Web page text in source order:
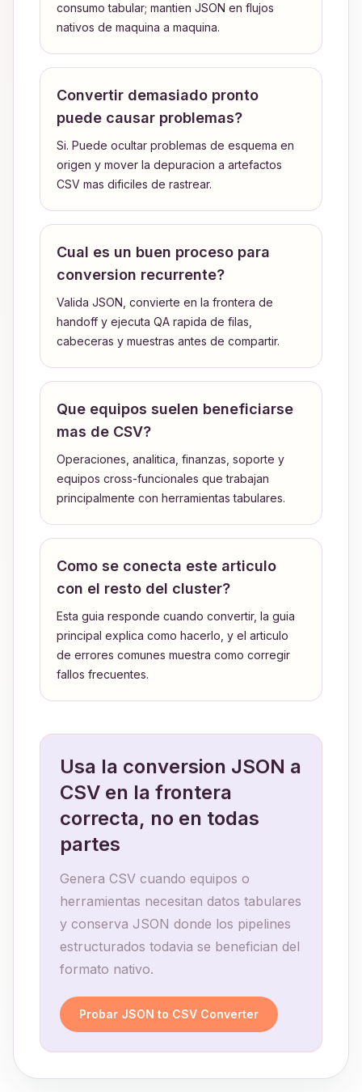
consumo tabular; mantien JSON en flujos
nativos de maquina a maquina.
Convertir demasiado pronto
puede causar problemas?
Si. Puede ocultar problemas de esquema en
origen y mover la depuracion a artefactos
CSV mas dificiles de rastrear.
Cual es un buen proceso para
conversion recurrente?
Valida JSON, convierte en la frontera de
handoff y ejecuta QA rapida de filas,
cabeceras y muestras antes de compartir.
Que equipos suelen beneficiarse
mas de CSV?
Operaciones, analitica, finanzas, soporte y
equipos cross-funcionales que trabajan
principalmente con herramientas tabulares.
Como se conecta este articulo
con el resto del cluster?
Esta guia responde cuando convertir, la guia
principal explica como hacerlo, y el articulo
de errores comunes muestra como corregir
fallos frecuentes.
Usa la conversion JSON a
CSV en la frontera
correcta, no en todas
partes
Genera CSV cuando equipos o
herramientas necesitan datos tabulares
y conserva JSON donde los pipelines
estructurados todavia se benefician del
formato nativo.
Probar JSON to CSV Converter